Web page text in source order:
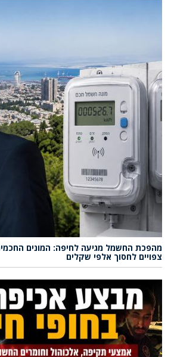
מהפכת החשמל מגיעה לחיפה: המונים
צפויים לחסוך אלפי שקלים